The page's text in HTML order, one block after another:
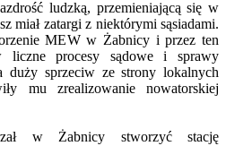
ludzką, przemieniającą się w
miał zatargi z niektórymi sąsiadami.
MEW w Żabnicy i przez ten
liczne procesy sądowe i sprawy
duży sprzeciw ze strony lokalnych
mu zrealizowanie nowatorskiej
w Żabnicy stworzyć stację